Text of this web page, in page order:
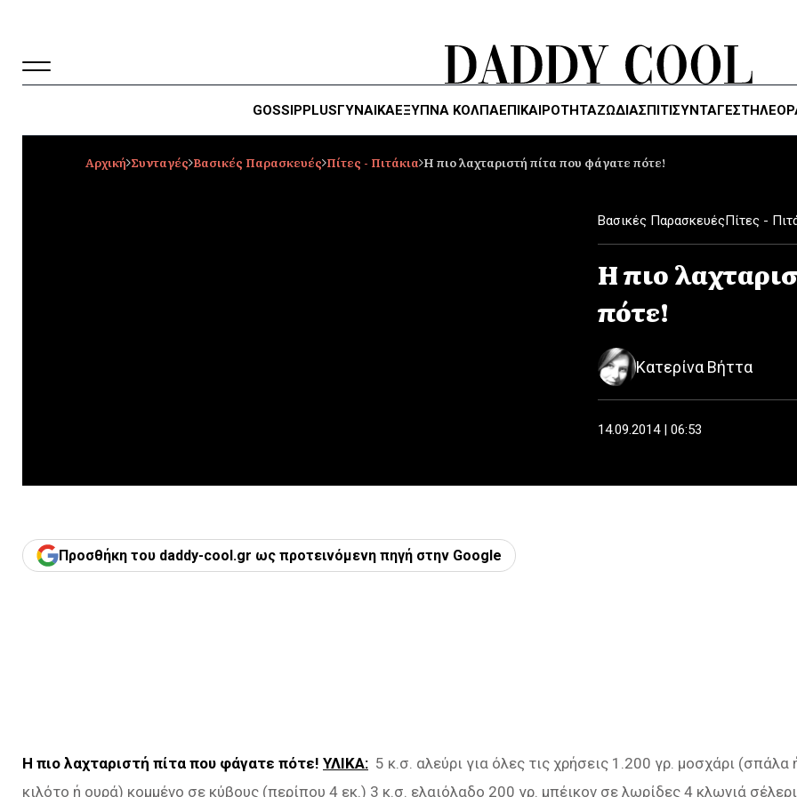
GOSSIPPLUSΓΥΝΑΙΚΑΈΞΥΠΝΑ ΚΌΛΠΑΕΠΙΚΑΙΡΟΤΗΤΑΖΏΔΙΑΣΠΙΤΙΣΥΝΤΑΓΕΣ
Αρχική Συνταγές Βασικές Παρασκευές Πίτες - Πιτάκια H πιο λαχταριστή πίτα που φάγατε πότε!
Βασικές ΠαρασκευέςΠίτες -
H πιο
πότε!
Κατερίνα Βήττα
14.09.2014 | 06:53
Προσθήκη του daddy-cool.gr ως προτεινόμενη πηγή στην Google
H πιο λαχταριστή πίτα που φάγατε πότε! ΥΛΙΚΑ: 5 κ.σ. αλεύρι για όλες τις χρήσεις 1.200 γρ. μοσχάρι (σπάλα
κιλότο ή ουρά) κομμένο σε κύβους (περίπου 4 εκ.) 3 κ.σ. ελαιόλαδο 200 γρ. μπέικον σε λωρίδες 4 κλωνιά σέλερι